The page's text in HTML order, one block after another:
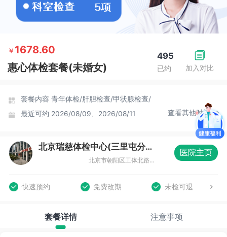
加入对比
495
已约
￥ 1678.60
惠心体检套餐(未婚女)
套餐内容 青年体检/肝胆检查/甲状腺检查/
最近可约 2026/08/09、2026/08/11 查看其他时间
北京瑞慈体检中心(三里屯分院)
北京市朝阳区工体北路8号院三里屯SOHO5楼六号商场3层
医院主页
快速预约 免费改期 未检可退
套餐详情 注意事项